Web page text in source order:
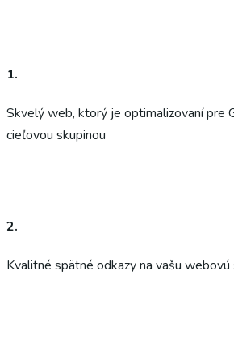
1.
Skvelý web, ktorý je optimalizovaní pre
cieľovou skupinou
2.
Kvalitné spätné odkazy na vašu webovú